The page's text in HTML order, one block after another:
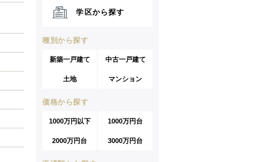
学区から探す
種別から探す
新築一戸建て 中古一戸建て
土地 マンション
価格から探す
1000万円以下 1000万円台
2000万円台 3000万円台